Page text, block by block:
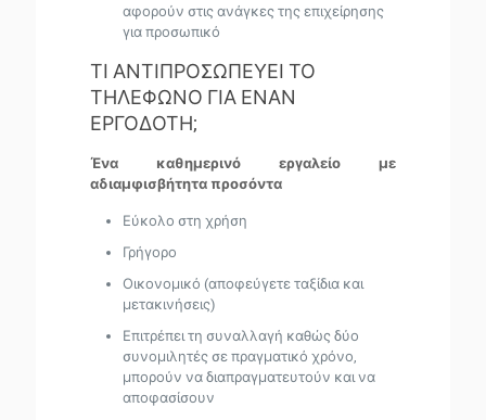
αφορούν στις ανάγκες της επιχείρησης
για προσωπικό
ΤΙ ΑΝΤΙΠΡΟΣΩΠΕΥΕΙ ΤΟ
ΤΗΛΕΦΩΝΟ ΓΙΑ ΕΝΑΝ
ΕΡΓΟΔΟΤΗ;
Ένα καθημερινό εργαλείο με
αδιαμφισβήτητα προσόντα
Εύκολο στη χρήση
Γρήγορο
Οικονομικό (αποφεύγετε ταξίδια και
μετακινήσεις)
Επιτρέπει τη συναλλαγή καθώς δύο
συνομιλητές σε πραγματικό χρόνο,
μπορούν να διαπραγματευτούν και να
αποφασίσουν